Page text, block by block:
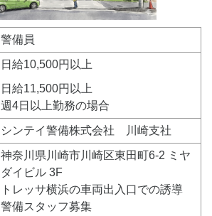
警備員
日給10,500円以上
日給11,500円以上
週4日以上勤務の場合
シンテイ警備株式会社 川崎支社
神奈川県川崎市川崎区東田町6-2 ミヤ
ダイビル 3F
トレッサ横浜の車両出入口での誘導
警備スタッフ募集